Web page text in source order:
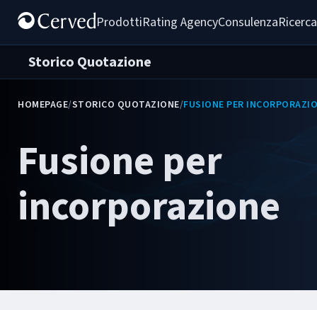
ProdottiRating AgencyConsulenza
Storico Quotazione
HOMEPAGE/STORICO QUOTAZIONE/FUSIONE PER
Fusione per
incorporazione